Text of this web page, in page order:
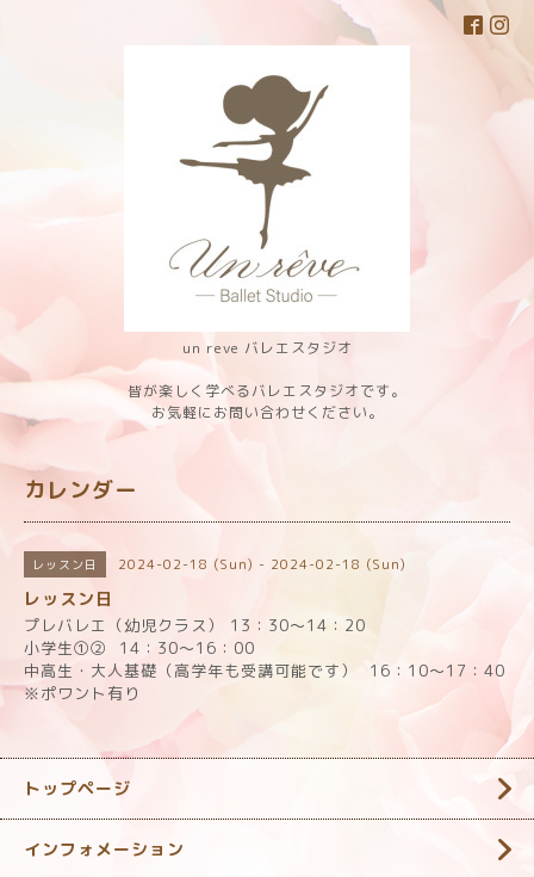
un reve バレエスタジオ
皆が楽しく学べるバレエスタジオです。
お気軽にお問い合わせください。
カレンダー
レッスン日 2024-02-18 (Sun) - 2024-02-18 (Sun)
レッスン日
プレバレエ（幼児クラス） 13：30～14：20
小学生①②
14：30～16：00
中高生・大人基礎（高学年も受講可能です）
16：10～17：40
※ポワント有り
トップページ
インフォメーション